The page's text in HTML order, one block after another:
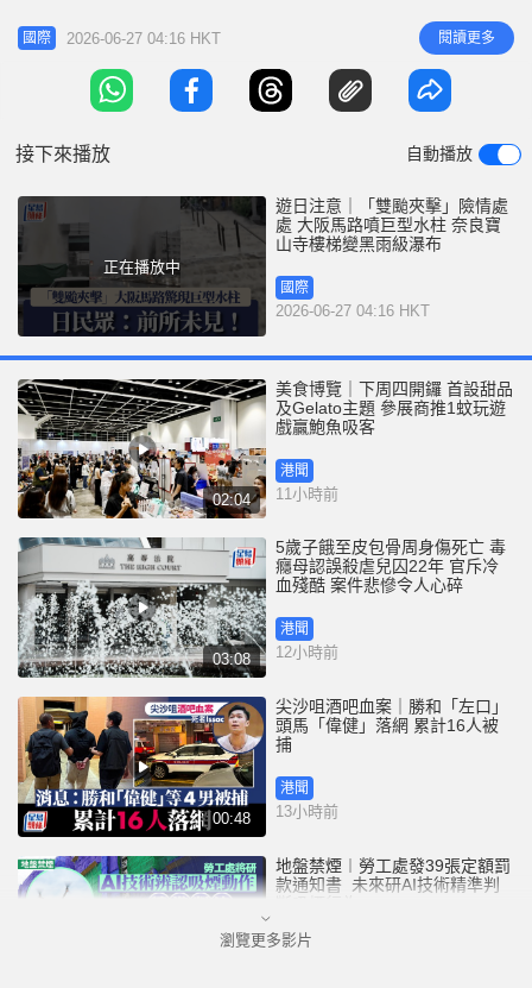
毫米。其中本港市民的旅遊熱點大阪府災情最為嚴
重，全市多區頃刻間淪為汪洋水鄉，不僅馬路被徹底
淹沒化作洶湧河流，下水道更因不堪負荷，接連噴出
高達數層樓、超越高架道路的巨型「間歇泉」水柱，
國際 2026-06-27 04:16 HKT 閱讀更多
接下來播放 自動播放
正在播放中
遊日注意｜「雙颱夾擊」險情處
處 大阪馬路噴巨型水柱 奈良寶
山寺樓梯變黑雨級瀑布
國際
2026-06-27 04:16 HKT
02:04
美食博覽｜下周四開鑼 首設甜品
及Gelato主題 參展商推1蚊玩遊
戲贏鮑魚吸客
港聞
11小時前
03:08
5歲子餓至皮包骨周身傷死亡 毒
癮母認誤殺虐兒囚22年 官斥冷
血殘酷 案件悲慘令人心碎
港聞
12小時前
00:48
尖沙咀酒吧血案｜勝和「左口」
頭馬「偉健」落網 累計16人被
捕
港聞
13小時前
地盤禁煙︱勞工處發39張定額罰
款通知書 未來研AI技術精準判
港聞
瀏覽更多影片